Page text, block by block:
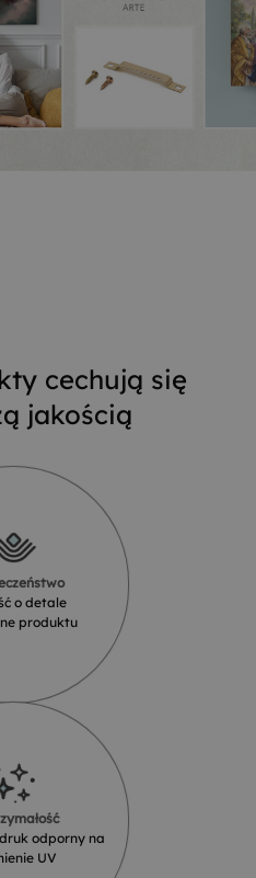
cechują się
jakością
o detale
produktu
odporny na
UV